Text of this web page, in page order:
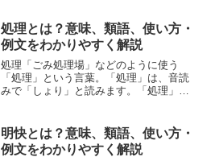
ついて、小説などの用例を紹介して、わ
かりやすく解説していきま...
処理とは？意味、類語、使い方・
例文をわかりやすく解説
処理「ごみ処理場」などのように使う
「処理」という言葉。「処理」は、音読
みで「しょり」と読みます。「処理」と
類語について、小説などの用例を紹介し
ながら、わかりやすく解説し...
明快とは？意味、類語、使い方・
例文をわかりやすく解説